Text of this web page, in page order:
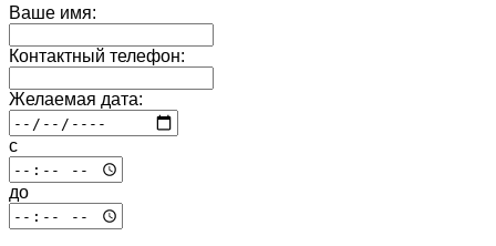
Ваше имя:
Контактный телефон:
Желаемая дата:
c
до